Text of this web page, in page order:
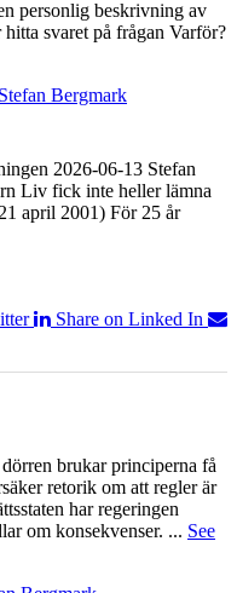
personlig beskrivning av
svaret på frågan Varför?
Bergmark
2026-06-13 Stefan
Liv fick inte heller lämna
april 2001) För 25 år
Share on Linked In
brukar principerna få
retorik om att regler är
har regeringen
om konsekvenser. ... See